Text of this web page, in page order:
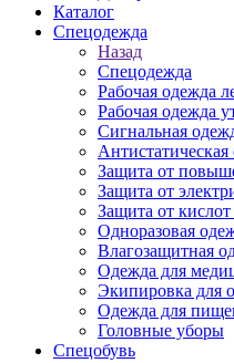
Каталог
Спецодежда
Назад
Спецодежда
Рабочая одежда
Рабочая одежда
Сигнальная
Антистатическая
Защита от
Защита от
Защита от
Одноразовая
Влагозащитная
Одежда для
Экипировка для
Одежда для
Головные уборы
Спецобувь